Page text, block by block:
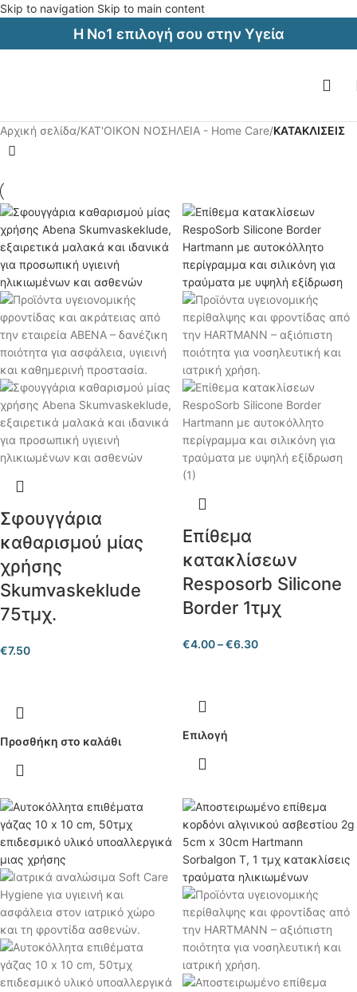
Skip to navigation Skip to main content
Η Νο1 επιλογή σου στην Υγεία
Αρχική σελίδα/ΚΑΤ'ΟΙΚΟΝ ΝΟΣΗΛΕΙΑ - Home Care/ΚΑΤΑΚΛΙΣΕΙΣ
Σφουγγάρια
καθαρισμού μίας
χρήσης
Skumvaskeklude
75τμχ.
€7.50
Προσθήκη στο καλάθι
Επίθεμα
κατακλίσεων
Resposorb Silicone
Border 1τμχ
€4.00–€6.30
Επιλογή